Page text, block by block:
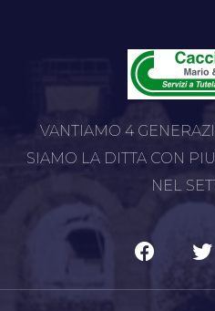
VANTIAMO 4
SIAMO LA DITTA CON
NEL